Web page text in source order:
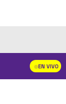
EN VIVO